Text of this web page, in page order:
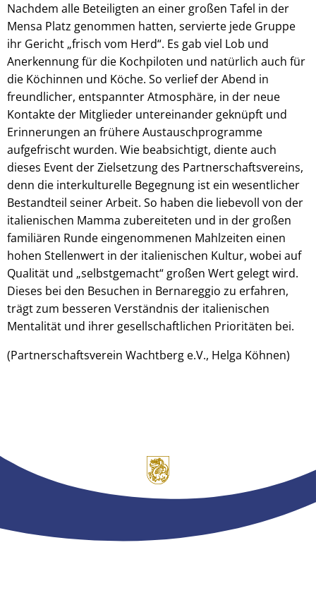
Nachdem alle Beteiligten an einer großen Tafel in der
Mensa Platz genommen hatten, servierte jede Gruppe
ihr Gericht „frisch vom Herd“. Es gab viel Lob und
Anerkennung für die Kochpiloten und natürlich auch für
die Köchinnen und Köche. So verlief der Abend in
freundlicher, entspannter Atmosphäre, in der neue
Kontakte der Mitglieder untereinander geknüpft und
Erinnerungen an frühere Austauschprogramme
aufgefrischt wurden. Wie beabsichtigt, diente auch
dieses Event der Zielsetzung des Partnerschaftsvereins,
denn die interkulturelle Begegnung ist ein wesentlicher
Bestandteil seiner Arbeit. So haben die liebevoll von der
italienischen Mamma zubereiteten und in der großen
familiären Runde eingenommenen Mahlzeiten einen
hohen Stellenwert in der italienischen Kultur, wobei auf
Qualität und „selbstgemacht“ großen Wert gelegt wird.
Dieses bei den Besuchen in Bernareggio zu erfahren,
trägt zum besseren Verständnis der italienischen
Mentalität und ihrer gesellschaftlichen Prioritäten bei.
(Partnerschaftsverein Wachtberg e.V., Helga Köhnen)